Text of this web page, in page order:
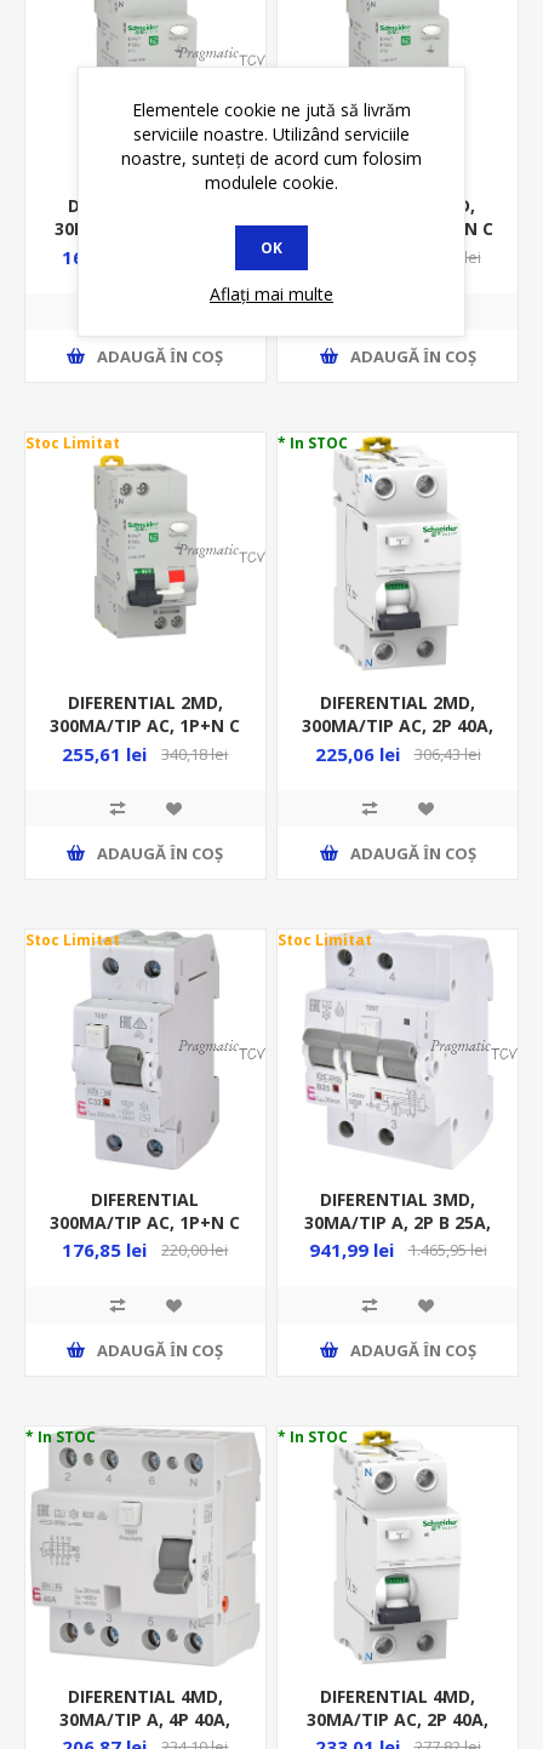
DIFERENTIAL 2MD,
30MA/TIP AC, 1P+N C
40A, 4.5KA, RCBO, EZ
169,73 lei
ADAUGĂ ȊN COŞ
DIFERENTIAL 2MD,
300MA/TIP AC, 1P+N C
32A, 4.5KA, RCBO, EZ
274,28 lei
ADAUGĂ ȊN COŞ
Stoc Limitat
DIFERENTIAL 2MD,
300MA/TIP AC, 1P+N C
40A, 4.5KA, RCBO, EZ
255,61 lei 340,18 lei
ADAUGĂ ȊN COŞ
* In STOC
DIFERENTIAL 2MD,
300MA/TIP AC, 2P 40A,
10KA, RCCB, A9R
225,06 lei 306,43 lei
ADAUGĂ ȊN COŞ
Stoc Limitat
DIFERENTIAL
300MA/TIP AC, 1P+N C
32A, RCBO, 10KA 2MD,
176,85 lei 220,00 lei
ADAUGĂ ȊN COŞ
Stoc Limitat
DIFERENTIAL 3MD,
30MA/TIP A, 2P B 25A,
10KA, RCBO+ARC
941,99 lei 1.465,95 lei
ADAUGĂ ȊN COŞ
* In STOC
DIFERENTIAL 4MD,
30MA/TIP A, 4P 40A,
10KA, RCCB, EFI-P4A
* In STOC
DIFERENTIAL 4MD,
30MA/TIP AC, 2P 40A,
6KA, RCCB, EZ
Elementele cookie ne jută să livrăm
serviciile noastre. Utilizând serviciile
noastre, sunteți de acord cum folosim
modulele cookie.
OK
Aflați mai multe